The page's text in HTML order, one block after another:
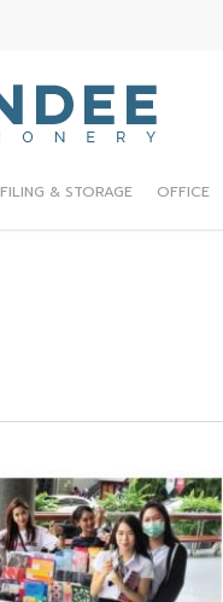
FILING & STORAGE OFFICE